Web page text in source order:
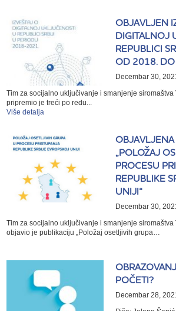
OBJAVLJEN
DIGITALNOJ
REPUBLICI
OD 2018.
Decembar 30,
Tim za socijalno uključivanje i smanjenje
pripremio je treći po redu...
Više detalja
„POLOŽAJ
PROCESU
REPUBLIKE
UNIJI“
Decembar 30,
Tim za socijalno uključivanje i smanjenje
objavio je publikaciju „Položaj osetljivih grupa…
POČETI?
Decembar 28,